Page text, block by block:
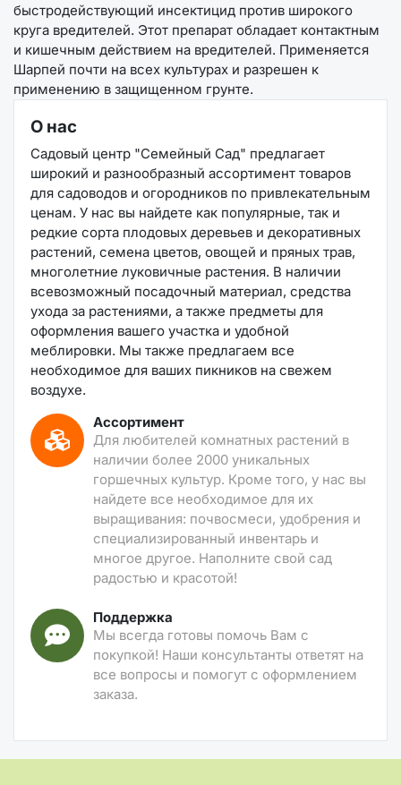
быстродействующий инсектицид против широкого
круга вредителей. Этот препарат обладает контактным
и кишечным действием на вредителей. Применяется
Шарпей почти на всех культурах и разрешен к
применению в защищенном грунте.
О нас
Садовый центр "Семейный Сад" предлагает
широкий и разнообразный ассортимент товаров
для садоводов и огородников по привлекательным
ценам. У нас вы найдете как популярные, так и
редкие сорта плодовых деревьев и декоративных
растений, семена цветов, овощей и пряных трав,
многолетние луковичные растения. В наличии
всевозможный посадочный материал, средства
ухода за растениями, а также предметы для
оформления вашего участка и удобной
меблировки. Мы также предлагаем все
необходимое для ваших пикников на свежем
воздухе.
Ассортимент
Для любителей комнатных растений в
наличии более 2000 уникальных
горшечных культур. Кроме того, у нас вы
найдете все необходимое для их
выращивания: почвосмеси, удобрения и
специализированный инвентарь и
многое другое. Наполните свой сад
радостью и красотой!
Поддержка
Мы всегда готовы помочь Вам с
покупкой! Наши консультанты ответят на
все вопросы и помогут с оформлением
заказа.